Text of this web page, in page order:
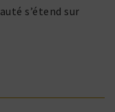
s’étend sur